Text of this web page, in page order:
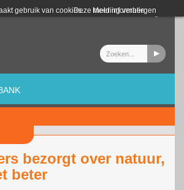
gebruik van cookies. Meer informatie
Deze melding verbergen
Login
bezorgt over natuur,
beter